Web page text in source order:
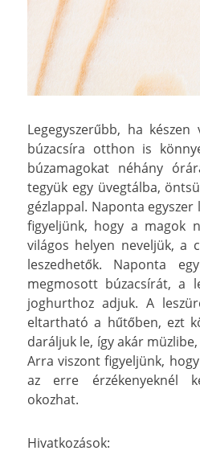
Legegyszerűbb, ha
búzacsíra otthon is
búzamagokat néhány
tegyük egy üvegtálba,
gézlappal. Naponta
figyeljünk, hogy a magok
világos helyen neveljük, a
leszedhetők. Naponta
megmosott búzacsírát, a
joghurthoz adjuk. A
eltartható a hűtőben, ezt
daráljuk le, így akár
Arra viszont figyeljünk,
az erre érzékenyeknél
okozhat.
Hivatkozások: